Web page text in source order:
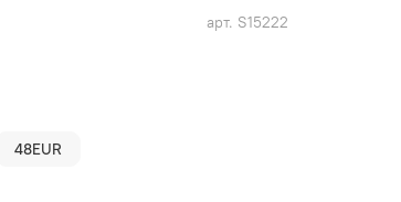
арт. S15222
48EUR